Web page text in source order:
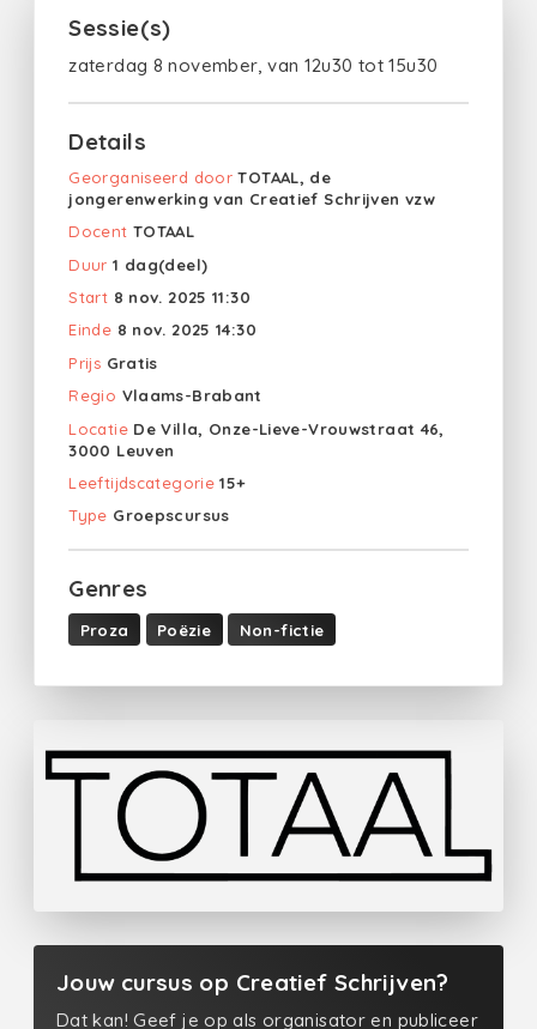
Sessie(s)
zaterdag 8 november, van 12u30 tot 15u30
Details
Georganiseerd door TOTAAL, de
jongerenwerking van Creatief Schrijven vzw
Docent TOTAAL
Duur 1 dag(deel)
Start 8 nov. 2025 11:30
Einde 8 nov. 2025 14:30
Prijs Gratis
Regio Vlaams-Brabant
Locatie De Villa, Onze-Lieve-Vrouwstraat 46,
3000 Leuven
Leeftijdscategorie 15+
Type Groepscursus
Genres
Proza Poëzie Non-fictie
Jouw cursus op Creatief Schrijven?
Dat kan! Geef je op als organisator en publiceer